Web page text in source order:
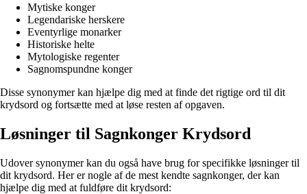
Mytiske konger
Legendariske herskere
Eventyrlige monarker
Historiske helte
Mytologiske regenter
Sagnomspundne konger
Disse synonymer kan hjælpe dig med at finde det rigtige ord til dit
krydsord og fortsætte med at løse resten af opgaven.
Løsninger til Sagnkonger Krydsord
Udover synonymer kan du også have brug for specifikke løsninger til
dit krydsord. Her er nogle af de mest kendte sagnkonger, der kan
hjælpe dig med at fuldføre dit krydsord: